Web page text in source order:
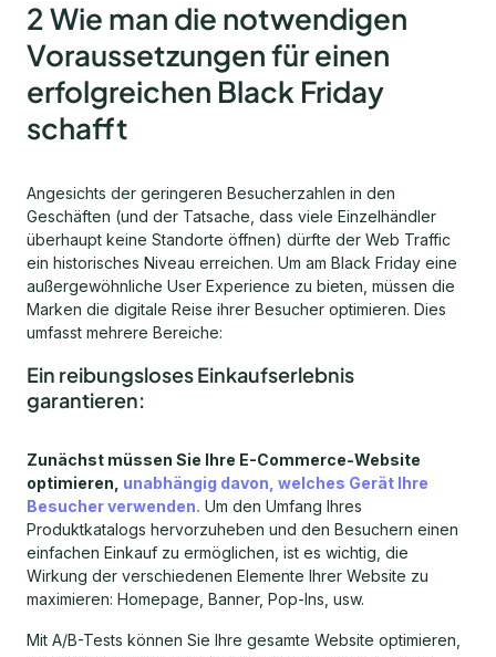
2 Wie man die notwendigen
Voraussetzungen für einen
erfolgreichen Black Friday
schafft
Angesichts der geringeren Besucherzahlen in den
Geschäften (und der Tatsache, dass viele Einzelhändler
überhaupt keine Standorte öffnen) dürfte der Web Traffic
ein historisches Niveau erreichen. Um am Black Friday eine
außergewöhnliche User Experience zu bieten, müssen die
Marken die digitale Reise ihrer Besucher optimieren. Dies
umfasst mehrere Bereiche:
Ein reibungsloses Einkaufserlebnis
garantieren:
Zunächst müssen Sie Ihre E-Commerce-Website
optimieren, unabhängig davon, welches Gerät Ihre
Besucher verwenden. Um den Umfang Ihres
Produktkatalogs hervorzuheben und den Besuchern einen
einfachen Einkauf zu ermöglichen, ist es wichtig, die
Wirkung der verschiedenen Elemente Ihrer Website zu
maximieren: Homepage, Banner, Pop-Ins, usw.
Mit A/B-Tests können Sie Ihre gesamte Website optimieren,